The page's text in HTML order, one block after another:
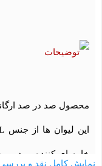
محصول صد در صد
خامه ای کننده، پودر
نمایش کامل نقد و